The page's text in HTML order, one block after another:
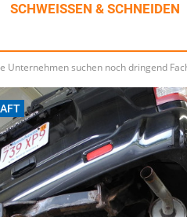
SCHWEISSEN & SCHNEIDEN
Unternehmen suchen noch dringend